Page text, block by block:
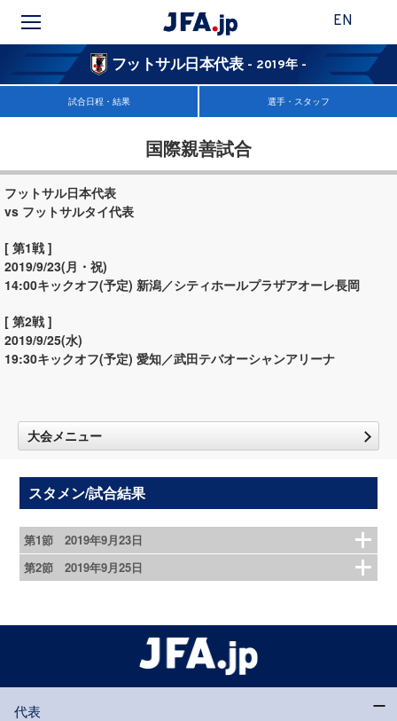
EN
フットサル日本代表 - 2019年 -
試合日程・結果 選手・スタッフ
国際親善試合
フットサル日本代表
vs フットサルタイ代表
[ 第1戦 ]
2019/9/23(月・祝)
14:00キックオフ(予定) 新潟／シティホールプラザアオーレ長岡
[ 第2戦 ]
2019/9/25(水)
19:30キックオフ(予定) 愛知／武田テバオーシャンアリーナ
大会メニュー
スタメン/試合結果
第1節 2019年9月23日
第2節 2019年9月25日
代表